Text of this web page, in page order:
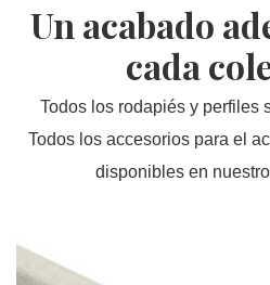
Un acabado
cada
Todos los rodapiés y perfiles
Todos los accesorios para el
disponibles en